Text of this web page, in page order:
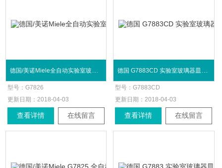
德国/美诺Miele全自动实验室玻璃器皿清洗机
型号：G7826
更新日期：2018-04-03
查看详情 在线留言
德国 G7883CD 实验室玻璃器皿清洗消毒系统
型号：G7883CD
更新日期：2018-04-03
查看详情 在线留言